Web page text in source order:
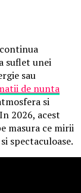
suflet unei
sau
de nunta
si
2026, acest
masura ce mirii
spectaculoase.